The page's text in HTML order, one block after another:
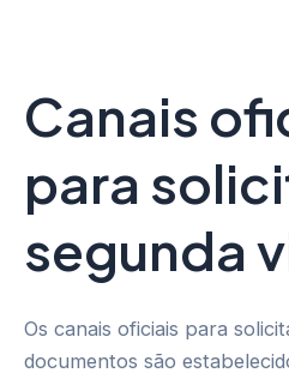
Canais
para
segunda
Os canais oficiais para
documentos são